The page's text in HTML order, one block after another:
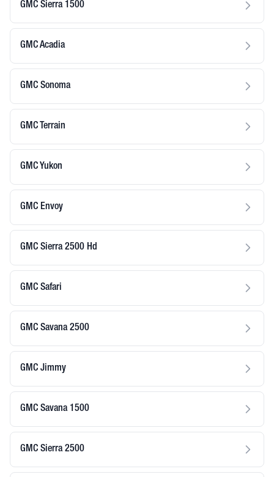
GMC Sierra 1500
GMC Acadia
GMC Sonoma
GMC Terrain
GMC Yukon
GMC Envoy
GMC Sierra 2500 Hd
GMC Safari
GMC Savana 2500
GMC Jimmy
GMC Savana 1500
GMC Sierra 2500